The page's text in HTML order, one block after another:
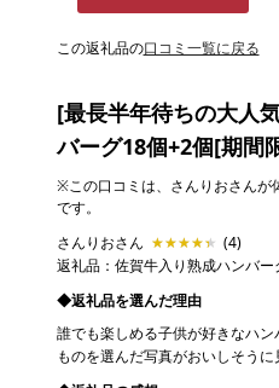
この返礼品の口コミ一覧に戻る
[最長半年待ちの大人
バーグ18個+2個[期間
※この口コミは、さんりおさんが
です。
さんりおさん ★★★★★
★★★★★ (4)
返礼品：佐賀牛入り熟成ハンバー
◆返礼品を選んだ理由
誰でも楽しめる子供が好きなハ
ものを選んだ写真がおいしそうに